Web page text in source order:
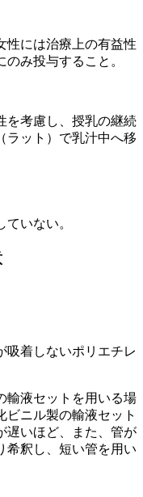
性には治療上の有益性
み投与すること。
を考慮し、授乳の継続
ラット）で乳汁中へ移
いない。
着しないポリエチレ
液セットを用いる場
ビニル製の輸液セット
遅いほど、また、管が
希釈し、短い管を用い